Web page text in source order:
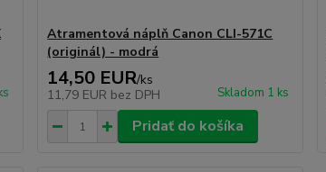
Atramentová náplň Canon CLI-571C
(originál) - modrá
14,50 EUR/ks
11,79 EUR bez DPH Skladom 1 ks
Pridať do košíka